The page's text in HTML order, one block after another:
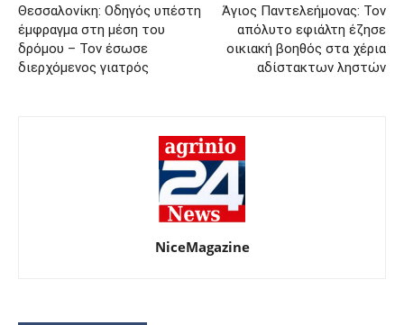
Θεσσαλονίκη: Οδηγός υπέστη
έμφραγμα στη μέση του
δρόμου – Τον έσωσε
διερχόμενος γιατρός
Άγιος Παντελεήμονας: Τον
απόλυτο εφιάλτη έζησε
οικιακή βοηθός στα χέρια
αδίστακτων ληστών
NiceMagazine